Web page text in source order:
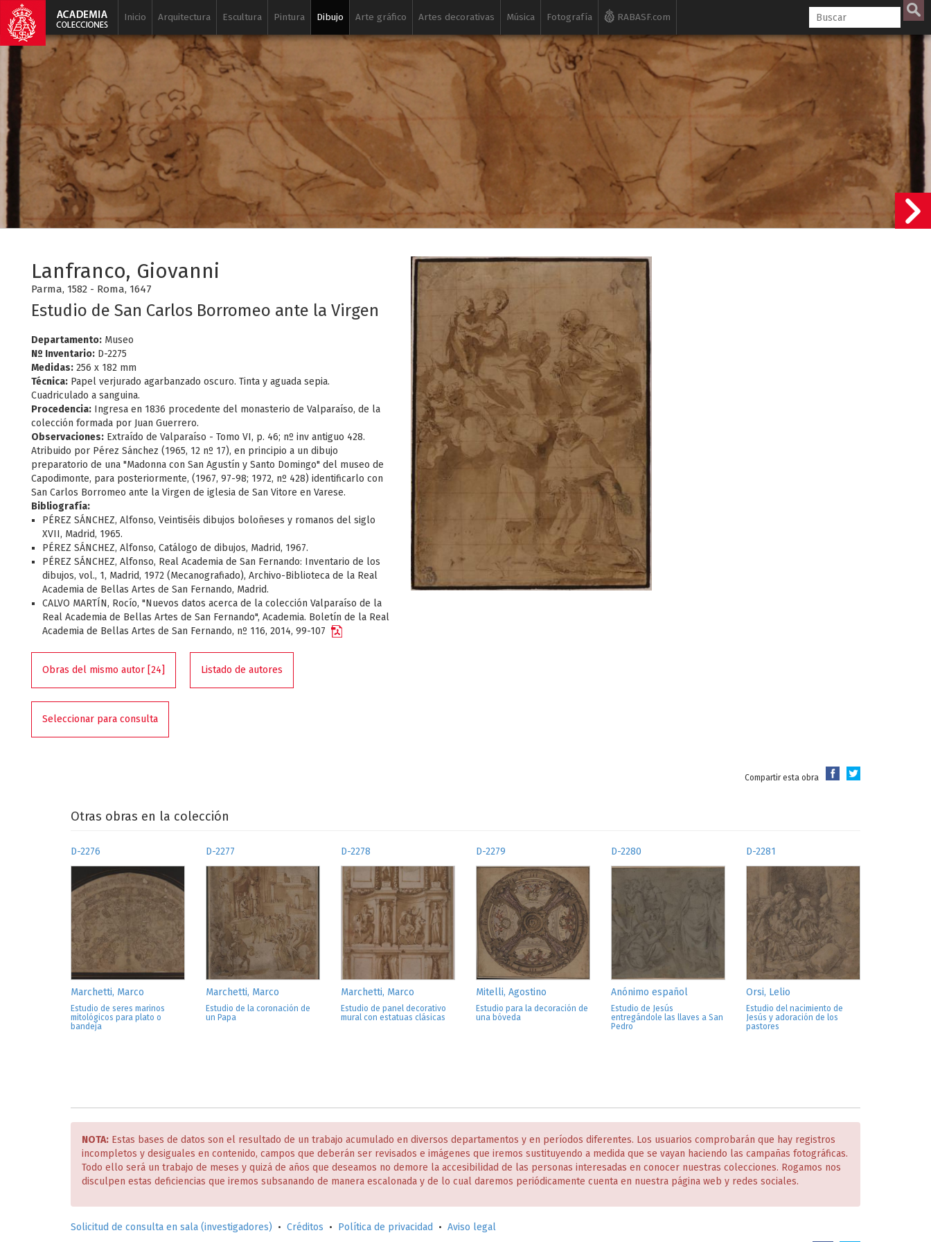
Inicio Arquitectura Escultura Pintura Dibujo Arte gráfico Artes decorativas Música Fotografía RABASF.com
Lanfranco, Giovanni
Parma, 1582 - Roma, 1647
Estudio de San Carlos Borromeo ante la Virgen
Departamento: Museo
Nº Inventario: D-2275
Medidas: 256 x 182 mm
Técnica: Papel verjurado agarbanzado oscuro. Tinta y aguada sepia.
Cuadriculado a sanguina.
Procedencia: Ingresa en 1836 procedente del monasterio de Valparaíso, de la
colección formada por Juan Guerrero.
Observaciones: Extraído de Valparaíso - Tomo VI, p. 46; nº inv antiguo 428.
Atribuido por Pérez Sánchez (1965, 12 nº 17), en principio a un dibujo
preparatorio de una "Madonna con San Agustín y Santo Domingo" del museo de
Capodimonte, para posteriormente, (1967, 97-98; 1972, nº 428) identificarlo con
San Carlos Borromeo ante la Virgen de iglesia de San Vitore en Varese.
Bibliografía:
PÉREZ SÁNCHEZ, Alfonso, Veintiséis dibujos boloñeses y romanos del siglo
XVII, Madrid, 1965.
PÉREZ SÁNCHEZ, Alfonso, Catálogo de dibujos, Madrid, 1967.
PÉREZ SÁNCHEZ, Alfonso, Real Academia de San Fernando: Inventario de los
dibujos, vol., 1, Madrid, 1972 (Mecanografiado), Archivo-Biblioteca de la Real
Academia de Bellas Artes de San Fernando, Madrid.
CALVO MARTÍN, Rocío, "Nuevos datos acerca de la colección Valparaíso de la
Real Academia de Bellas Artes de San Fernando", Academia. Boletín de la Real
Academia de Bellas Artes de San Fernando, nº 116, 2014, 99-107
Obras del mismo autor [24] Listado de autores
Seleccionar para consulta
Compartir esta obra
Otras obras en la colección
D-2276
Marchetti, Marco
Estudio de seres marinos
mitológicos para plato o
bandeja
D-2277
Marchetti, Marco
Estudio de la coronación de
un Papa
D-2278
Marchetti, Marco
Estudio de panel decorativo
mural con estatuas clásicas
D-2279
Mitelli, Agostino
Estudio para la decoración de
una bóveda
D-2280
Anónimo español
Estudio de Jesús
entregándole las llaves a San
Pedro
D-2281
Orsi, Lelio
Estudio del nacimiento de
Jesús y adoración de los
pastores
NOTA: Estas bases de datos son el resultado de un trabajo acumulado en diversos departamentos y en períodos diferentes. Los usuarios comprobarán que hay registros
incompletos y desiguales en contenido, campos que deberán ser revisados e imágenes que iremos sustituyendo a medida que se vayan haciendo las campañas fotográficas.
Todo ello será un trabajo de meses y quizá de años que deseamos no demore la accesibilidad de las personas interesadas en conocer nuestras colecciones. Rogamos nos
disculpen estas deficiencias que iremos subsanando de manera escalonada y de lo cual daremos periódicamente cuenta en nuestra página web y redes sociales.
Solicitud de consulta en sala (investigadores) • Créditos • Política de privacidad • Aviso legal